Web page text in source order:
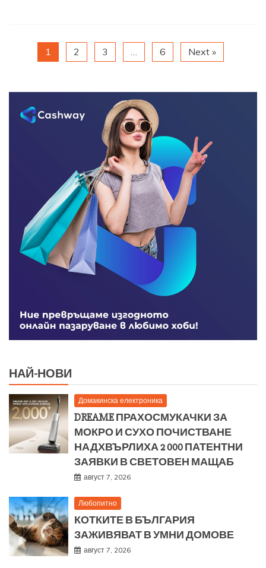
1 2 3 … 6 Next »
НАЙ-НОВИ
Домакинска електроника
DREAME ПРАХОСМУКАЧКИ ЗА
МОКРО И СУХО ПОЧИСТВАНЕ
НАДХВЪРЛИХА 2 000 ПАТЕНТНИ
ЗАЯВКИ В СВЕТОВЕН МАЩАБ
август 7, 2026
Любопитно
КОТКИТЕ В БЪЛГАРИЯ
ЗАЖИВЯВАТ В УМНИ ДОМОВЕ
август 7, 2026